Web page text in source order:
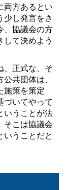
両方あるとい
少し発言をさ
、協議会の方
て決めよう
、正式な、そ
共団体は、
施策を策定
づいてやって
いうことが法
そこは協議会
うことだと